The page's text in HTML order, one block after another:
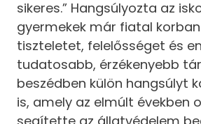
sikeres.” Hangsúlyozta az
gyermekek már fiatal
tiszteletet, felelősséget és
tudatosabb, érzékenyebb
beszédben külön hangsúlyt
is, amely az elmúlt években